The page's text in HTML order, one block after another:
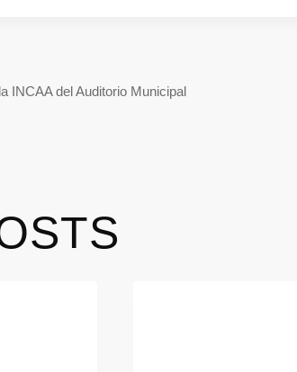
INCAA del Auditorio Municipal